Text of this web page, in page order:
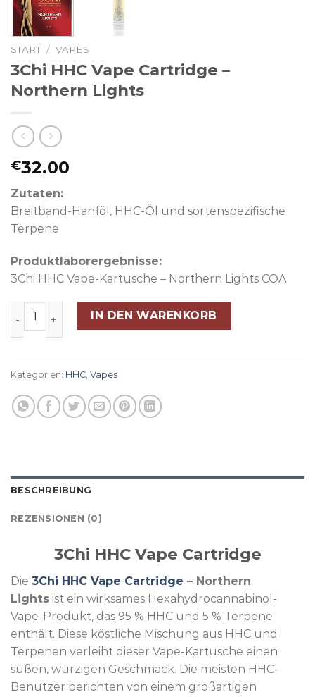
START / VAPES
3Chi HHC Vape Cartridge –
Northern Lights
€32.00
Zutaten:
Breitband-Hanföl, HHC-Öl und sortenspezifische
Terpene
Produktlaborergebnisse:
3Chi HHC Vape-Kartusche – Northern Lights COA
3Chi HHC Vape Cartridge – Northern Lights Menge
IN DEN WARENKORB
Kategorien: HHC, Vapes
BESCHREIBUNG
REZENSIONEN (0)
3Chi HHC Vape Cartridge
Die 3Chi HHC Vape Cartridge – Northern
Lights ist ein wirksames Hexahydrocannabinol-
Vape-Produkt, das 95 % HHC und 5 % Terpene
enthält. Diese köstliche Mischung aus HHC und
Terpenen verleiht dieser Vape-Kartusche einen
süßen, würzigen Geschmack. Die meisten HHC-
Benutzer berichten von einem großartigen